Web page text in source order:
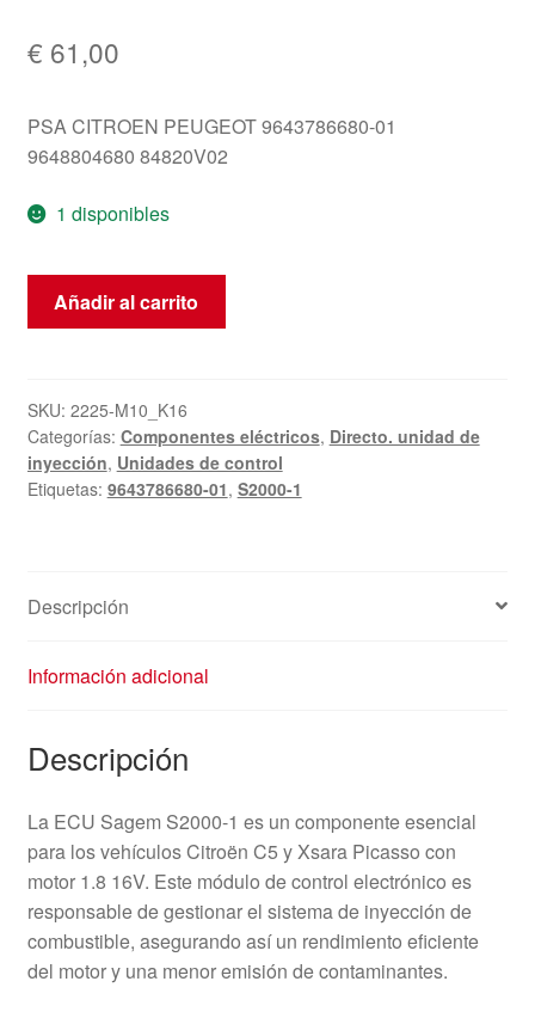
€ 61,00
PSA CITROEN PEUGEOT 9643786680-01
9648804680 84820V02
1 disponibles
ECU
Sagem
1.8
16V
9643786680-
01
Añadir al carrito
SKU: 2225-M10_K16
Categorías: Componentes eléctricos, Directo. unidad de
inyección, Unidades de control
Etiquetas: 9643786680-01, S2000-1
Descripción
Información adicional
Descripción
La ECU Sagem S2000-1 es un componente esencial
para los vehículos Citroën C5 y Xsara Picasso con
motor 1.8 16V. Este módulo de control electrónico es
responsable de gestionar el sistema de inyección de
combustible, asegurando así un rendimiento eficiente
del motor y una menor emisión de contaminantes.